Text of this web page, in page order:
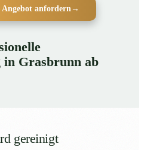
Angebot anfordern→
in Grasbrunn ab
gereinigt